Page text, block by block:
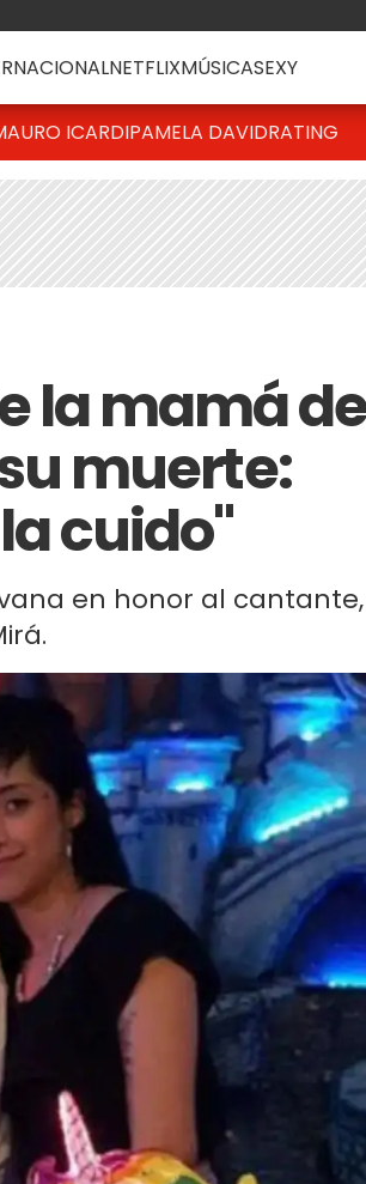
NETFLIXMÚSICASEXY
ICARDIPAMELA DAVIDRATING
la mamá
muerte:
cuido"
en honor al cantante,